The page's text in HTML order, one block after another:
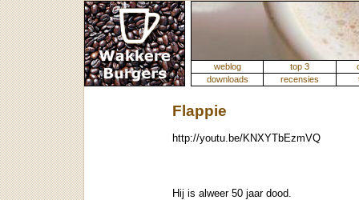
weblog top 3
downloads
recensies
Flappie
http://youtu.be/KNXYTbEzmVQ
Hij is alweer 50 jaar dood.